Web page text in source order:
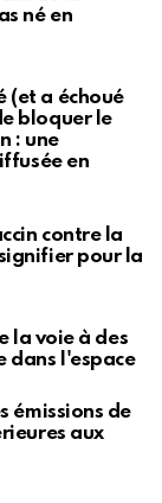
né en
(et a échoué
bloquer le
: une
en
contre la
pour la
la voie à des
dans l'espace
émissions de
aux